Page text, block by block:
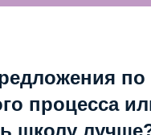
по
процесса
школу